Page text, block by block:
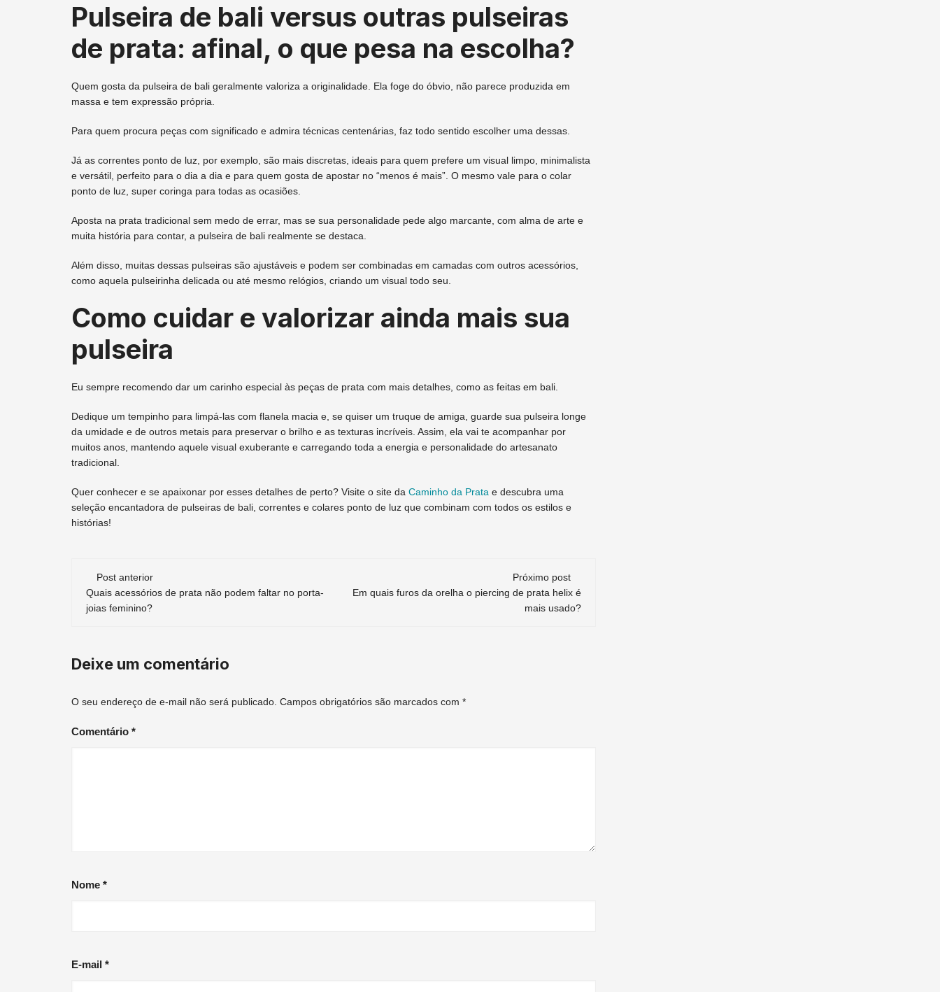
Pulseira de bali versus outras pulseiras
de prata: afinal, o que pesa na escolha?
Quem gosta da pulseira de bali geralmente valoriza a originalidade. Ela foge do óbvio, não parece produzida em
massa e tem expressão própria.
Para quem procura peças com significado e admira técnicas centenárias, faz todo sentido escolher uma dessas.
Já as correntes ponto de luz, por exemplo, são mais discretas, ideais para quem prefere um visual limpo, minimalista
e versátil, perfeito para o dia a dia e para quem gosta de apostar no “menos é mais”. O mesmo vale para o colar
ponto de luz, super coringa para todas as ocasiões.
Aposta na prata tradicional sem medo de errar, mas se sua personalidade pede algo marcante, com alma de arte e
muita história para contar, a pulseira de bali realmente se destaca.
Além disso, muitas dessas pulseiras são ajustáveis e podem ser combinadas em camadas com outros acessórios,
como aquela pulseirinha delicada ou até mesmo relógios, criando um visual todo seu.
Como cuidar e valorizar ainda mais sua
pulseira
Eu sempre recomendo dar um carinho especial às peças de prata com mais detalhes, como as feitas em bali.
Dedique um tempinho para limpá-las com flanela macia e, se quiser um truque de amiga, guarde sua pulseira longe
da umidade e de outros metais para preservar o brilho e as texturas incríveis. Assim, ela vai te acompanhar por
muitos anos, mantendo aquele visual exuberante e carregando toda a energia e personalidade do artesanato
tradicional.
Quer conhecer e se apaixonar por esses detalhes de perto? Visite o site da Caminho da Prata e descubra uma
seleção encantadora de pulseiras de bali, correntes e colares ponto de luz que combinam com todos os estilos e
histórias!
Navegação
de
Post anterior
Quais acessórios de prata não podem faltar no porta-
joias feminino?
Próximo post
Em quais furos da orelha o piercing de prata helix é
mais usado?
Deixe um comentário
O seu endereço de e-mail não será publicado. Campos obrigatórios são marcados com *
Comentário *
Nome *
E-mail *